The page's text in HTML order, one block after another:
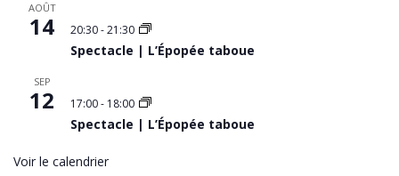
AOÛT
14 20:30-21:30
Spectacle | L’Épopée taboue
SEP
12 17:00- 18:00
Spectacle | L’Épopée taboue
Voir le calendrier